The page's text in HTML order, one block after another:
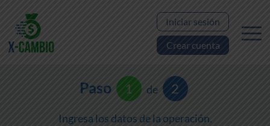
Iniciar sesión
Crear cuenta
Paso 1 de 2
Ingresa los datos de la operación.